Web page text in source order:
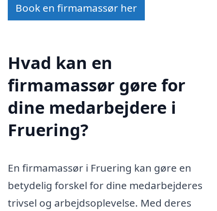
Book en firmamassør her
Hvad kan en
firmamassør gøre for
dine medarbejdere i
Fruering?
En firmamassør i Fruering kan gøre en
betydelig forskel for dine medarbejderes
trivsel og arbejdsoplevelse. Med deres